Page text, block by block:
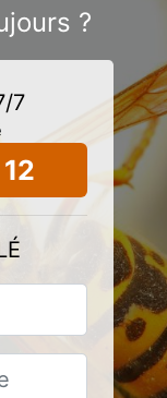
?
7